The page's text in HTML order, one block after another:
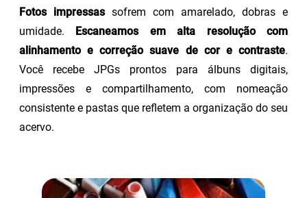
Fotos impressassofrem com amarelado, dobras e
umidade. Escaneamos em alta resolução com
alinhamento e correção suave de cor e contraste.
Você recebe JPGs prontos para álbuns digitais,
impressões e compartilhamento, com nomeação
consistente e pastas que refletem a organização do seu
acervo.